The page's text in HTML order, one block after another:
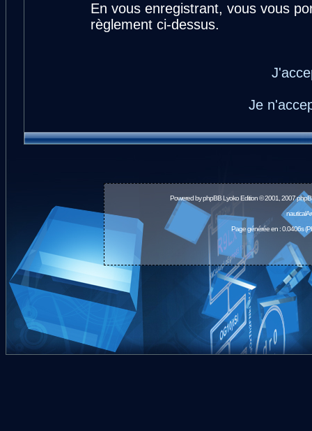
En vous enregistrant, vous vous
règlement ci-dessus.
Je
Powered byphpBBLyoko Edition © 2001, 2007
Page générée en : 0.0406s